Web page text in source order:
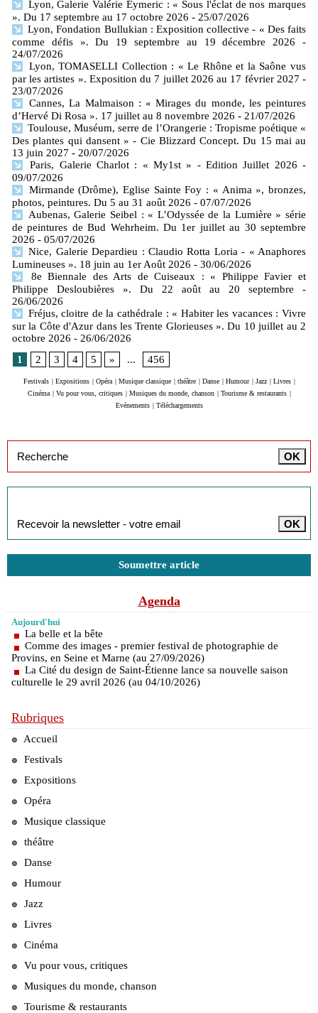
Lyon, Galerie Valérie Eymeric : « Sous l'éclat de nos marques
». Du 17 septembre au 17 octobre 2026 - 25/07/2026
Lyon, Fondation Bullukian : Exposition collective - « Des faits
comme défis ». Du 19 septembre au 19 décembre 2026
-
24/07/2026
Lyon, TOMASELLI Collection : « Le Rhône et la Saône vus
par les artistes ». Exposition du 7 juillet 2026 au 17 février 2027 -
23/07/2026
Cannes, La Malmaison : « Mirages du monde, les peintures
d’Hervé Di Rosa ». 17 juillet au 8 novembre 2026 - 21/07/2026
Toulouse, Muséum, serre de l’Orangerie : Tropisme poétique «
Des plantes qui dansent » - Cie Blizzard Concept. Du 15 mai au
13 juin 2027 - 20/07/2026
Paris, Galerie Charlot : « My1st » - Edition Juillet 2026 -
09/07/2026
Mirmande (Drôme), Eglise Sainte Foy : « Anima », bronzes,
photos, peintures. Du 5 au 31 août 2026 - 07/07/2026
Aubenas, Galerie Seibel : « L’Odyssée de la Lumière » série
de peintures de Bud Wehrheim. Du 1er juillet au 30 septembre
2026 - 05/07/2026
Nice, Galerie Depardieu : Claudio Rotta Loria - « Anaphores
Lumineuses ». 18 juin au 1er Août 2026 - 30/06/2026
8e Biennale des Arts de Cuiseaux : « Philippe Favier et
Philippe Desloubières ». Du 22 août au 20 septembre
-
26/06/2026
Fréjus, cloitre de la cathédrale : « Habiter les vacances : Vivre
sur la Côte d'Azur dans les Trente Glorieuses ». Du 10 juillet au 2
octobre 2026 - 26/06/2026
1
2 3 4 5 » ... 456
Festivals Expositions Opéra Musique classique théâtre Danse Humour Jazz Livres
Cinéma
Vu pour vous, critiques Musiques du monde, chanson Tourisme & restaurants
Evénements
Téléchargements
Soumettre article
Agenda
Aujourd'hui
La belle et la bête
Comme des images - premier festival de photographie de
Provins, en Seine et Marne (au 27/09/2026)
La Cité du design de Saint-Étienne lance sa nouvelle saison
culturelle le 29 avril 2026 (au 04/10/2026)
Rubriques
Accueil
Festivals
Expositions
Opéra
Musique classique
théâtre
Danse
Humour
Jazz
Livres
Cinéma
Vu pour vous, critiques
Musiques du monde, chanson
Tourisme & restaurants